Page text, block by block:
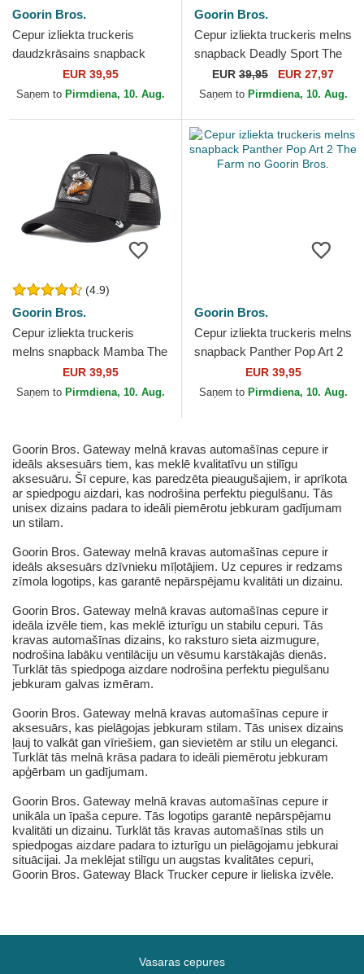
Goorin Bros.
Cepur izliekta truckeris
daudzkrāsains snapback
Two-Tone Skull Grit The
Farm no Goorin Bros.
EUR 39,95
Saņem to Pirmdiena, 10. Aug.
Goorin Bros.
Cepur izliekta truckeris melns
snapback Deadly Sport The
Farm no Goorin Bros.
EUR 39,95 EUR 27,97
Saņem to Pirmdiena, 10. Aug.
(4.9)
Goorin Bros.
Cepur izliekta truckeris
melns snapback Mamba The
Farm no Goorin Bros.
EUR 39,95
Saņem to Pirmdiena, 10. Aug.
Goorin Bros.
Cepur izliekta truckeris melns
snapback Panther Pop Art 2
The Farm no Goorin Bros.
EUR 39,95
Saņem to Pirmdiena, 10. Aug.
Goorin Bros. Gateway melnā kravas automašīnas cepure ir
ideāls aksesuārs tiem, kas meklē kvalitatīvu un stilīgu
aksesuāru. Šī cepure, kas paredzēta pieaugušajiem, ir aprīkota
ar spiedpogu aizdari, kas nodrošina perfektu piegulšanu. Tās
unisex dizains padara to ideāli piemērotu jebkuram gadījumam
un stilam.
Goorin Bros. Gateway melnā kravas automašīnas cepure ir
ideāls aksesuārs dzīvnieku mīļotājiem. Uz cepures ir redzams
zīmola logotips, kas garantē nepārspējamu kvalitāti un dizainu.
Goorin Bros. Gateway melnā kravas automašīnas cepure ir
ideāla izvēle tiem, kas meklē izturīgu un stabilu cepuri. Tās
kravas automašīnas dizains, ko raksturo sieta aizmugure,
nodrošina labāku ventilāciju un vēsumu karstākajās dienās.
Turklāt tās spiedpoga aizdare nodrošina perfektu piegulšanu
jebkuram galvas izmēram.
Goorin Bros. Gateway melnā kravas automašīnas cepure ir
aksesuārs, kas pielāgojas jebkuram stilam. Tās unisex dizains
ļauj to valkāt gan vīriešiem, gan sievietēm ar stilu un eleganci.
Turklāt tās melnā krāsa padara to ideāli piemērotu jebkuram
apģērbam un gadījumam.
Goorin Bros. Gateway melnā kravas automašīnas cepure ir
unikāla un īpaša cepure. Tās logotips garantē nepārspējamu
kvalitāti un dizainu. Turklāt tās kravas automašīnas stils un
spiedpogas aizdare padara to izturīgu un pielāgojamu jebkurai
situācijai. Ja meklējat stilīgu un augstas kvalitātes cepuri,
Goorin Bros. Gateway Black Trucker cepure ir lieliska izvēle.
Vasaras cepures